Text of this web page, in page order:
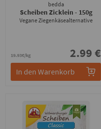
bedda
Scheiben Zicklein - 150g
Vegane Ziegenkäsealternative
19.93€/kg 2.99 €
In den Warenkorb